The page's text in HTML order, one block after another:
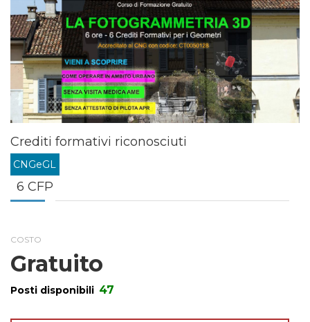
Crediti formativi riconosciuti
CNGeGL
6 CFP
COSTO
Gratuito
Posti disponibili 47